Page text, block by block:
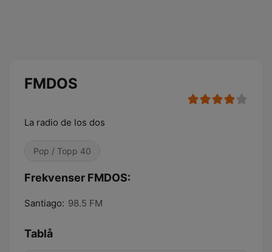
FMDOS
La radio de los dos
Pop / Topp 40
Frekvenser FMDOS:
Santiago: 98.5 FM
Tablå